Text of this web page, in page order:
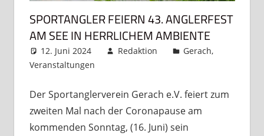
SPORTANGLER FEIERN 43. ANGLERFEST
AM SEE IN HERRLICHEM AMBIENTE
12. Juni 2024 Redaktion Gerach,
Veranstaltungen
Der Sportanglerverein Gerach e.V. feiert zum
zweiten Mal nach der Coronapause am
kommenden Sonntag, (16. Juni) sein